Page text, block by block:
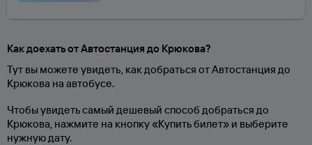
Как доехать от Автостанция до Крюкова?
Тут вы можете увидеть, как добраться от Автостанция до
Крюкова на автобусе.
Чтобы увидеть самый дешевый способ добраться до
Крюкова, нажмите на кнопку «Купить билет» и выберите
нужную дату.